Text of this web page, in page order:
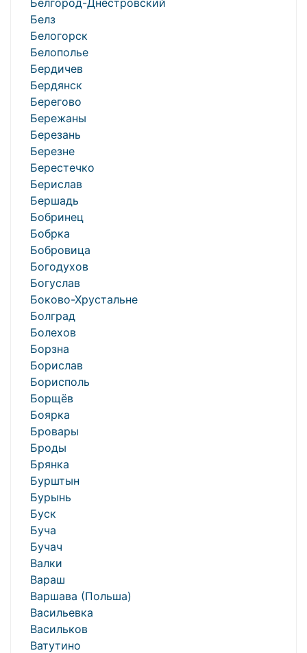
Белгород-Днестровский
Белз
Белогорск
Белополье
Бердичев
Бердянск
Берегово
Бережаны
Березань
Березне
Берестечко
Берислав
Бершадь
Бобринец
Бобрка
Бобровица
Богодухов
Богуслав
Боково-Хрустальне
Болград
Болехов
Борзна
Борислав
Борисполь
Борщёв
Боярка
Бровары
Броды
Брянка
Бурштын
Бурынь
Буск
Буча
Бучач
Валки
Вараш
Варшава (Польша)
Васильевка
Васильков
Ватутино